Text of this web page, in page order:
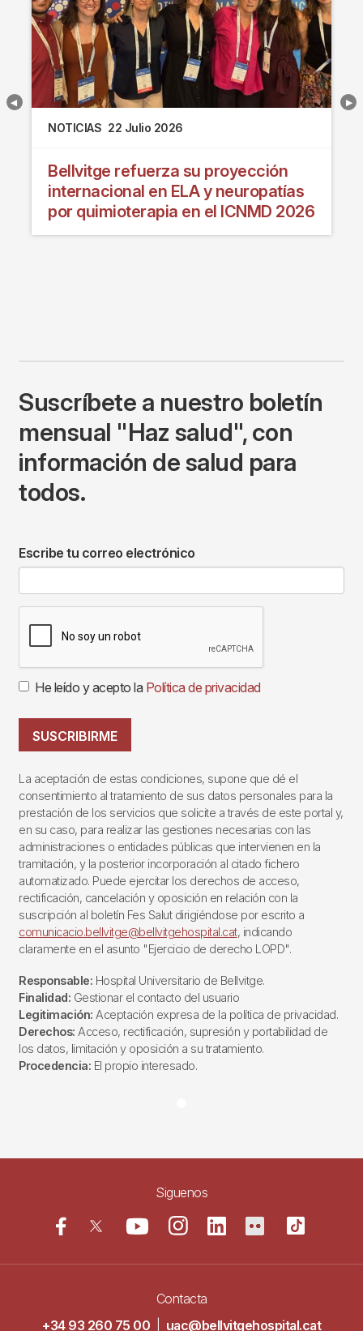
NOTICIAS 22 Julio 2026
Bellvitge refuerza su proyección
internacional en ELA y neuropatías
por quimioterapia en el ICNMD 2026
Suscríbete a nuestro boletín
mensual "Haz salud", con
información de salud para
todos.
Escribe tu correo electrónico
He leído y acepto la Política de privacidad
SUSCRIBIRME
La aceptación de estas condiciones, supone que dé el
consentimiento al tratamiento de sus datos personales para la
prestación de los servicios que solicite a través de este portal y,
en su caso, para realizar las gestiones necesarias con las
administraciones o entidades públicas que intervienen en la
tramitación, y la posterior incorporación al citado fichero
automatizado. Puede ejercitar los derechos de acceso,
rectificación, cancelación y oposición en relación con la
suscripción al boletín Fes Salut dirigiéndose por escrito a
comunicacio.bellvitge@bellvitgehospital.cat, indicando
claramente en el asunto "Ejercicio de derecho LOPD".
Responsable: Hospital Universitario de Bellvitge.
Finalidad: Gestionar el contacto del usuario
Legitimación: Aceptación expresa de la política de privacidad.
Derechos: Acceso, rectificación, supresión y portabilidad de
los datos, limitación y oposición a su tratamiento.
Procedencia: El propio interesado.
Siguenos
Contacta
+34 93 260 75 00
uac@bellvitgehospital.cat